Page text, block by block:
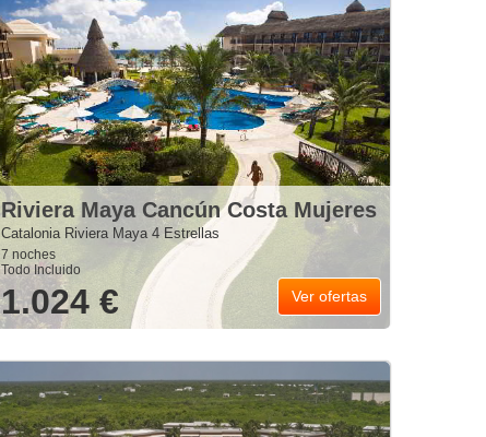
Riviera Maya Cancún Costa Mujeres
Catalonia Riviera Maya 4 Estrellas
7 noches
Todo Incluido
1.024 € Ver ofertas